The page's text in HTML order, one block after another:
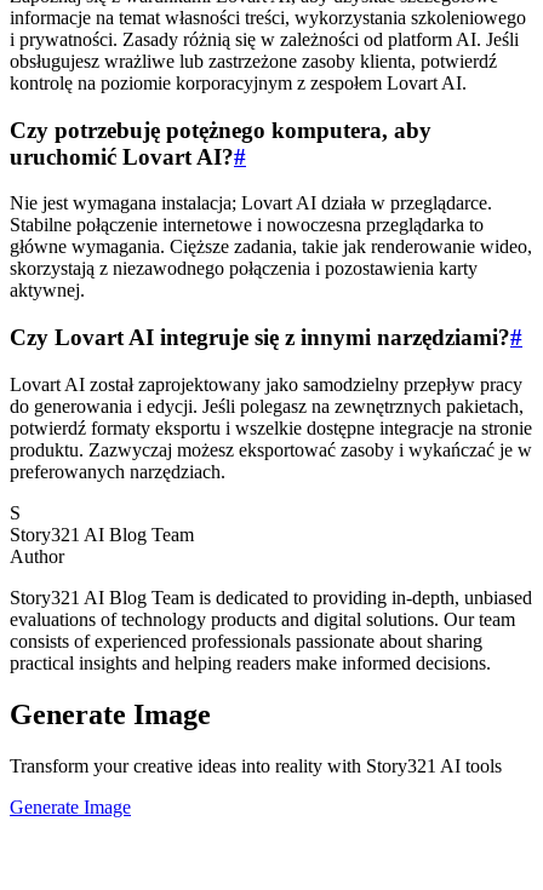
informacje na temat własności treści, wykorzystania szkoleniowego
i prywatności. Zasady różnią się w zależności od platform AI. Jeśli
obsługujesz wrażliwe lub zastrzeżone zasoby klienta, potwierdź
kontrolę na poziomie korporacyjnym z zespołem Lovart AI.
Czy potrzebuję potężnego komputera, aby
uruchomić Lovart AI?#
Nie jest wymagana instalacja; Lovart AI działa w przeglądarce.
Stabilne połączenie internetowe i nowoczesna przeglądarka to
główne wymagania. Cięższe zadania, takie jak renderowanie wideo,
skorzystają z niezawodnego połączenia i pozostawienia karty
aktywnej.
Czy Lovart AI integruje się z innymi narzędziami?#
Lovart AI został zaprojektowany jako samodzielny przepływ pracy
do generowania i edycji. Jeśli polegasz na zewnętrznych pakietach,
potwierdź formaty eksportu i wszelkie dostępne integracje na stronie
produktu. Zazwyczaj możesz eksportować zasoby i wykańczać je w
preferowanych narzędziach.
S
Story321 AI Blog Team
Author
Story321 AI Blog Team is dedicated to providing in-depth, unbiased
evaluations of technology products and digital solutions. Our team
consists of experienced professionals passionate about sharing
practical insights and helping readers make informed decisions.
Generate Image
Transform your creative ideas into reality with Story321 AI tools
Generate Image